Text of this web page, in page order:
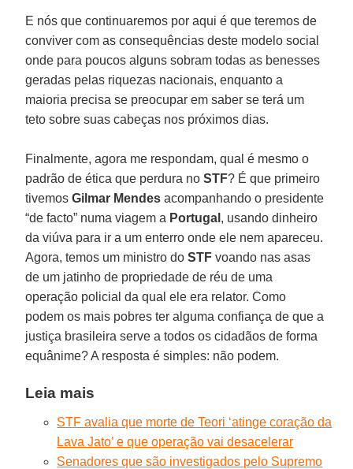
E nós que continuaremos por aqui é que teremos de
conviver com as consequências deste modelo social
onde para poucos alguns sobram todas as benesses
geradas pelas riquezas nacionais, enquanto a
maioria precisa se preocupar em saber se terá um
teto sobre suas cabeças nos próximos dias.
Finalmente, agora me respondam, qual é mesmo o
padrão de ética que perdura noSTF? É que primeiro
tivemosGilmar Mendes acompanhando o presidente
“de facto” numa viagem a Portugal , usando dinheiro
da viúva para ir a um enterro onde ele nem apareceu.
Agora, temos um ministro doSTF voando nas asas
de um jatinho de propriedade de réu de uma
operação policial da qual ele era relator. Como
podem os mais pobres ter alguma confiança de que a
justiça brasileira serve a todos os cidadãos de forma
equânime? A resposta é simples: não podem.
Leia mais
STF avalia que morte de Teori ‘atinge coração da
Lava Jato’ e que operação vai desacelerar
Senadores que são investigados pelo Supremo